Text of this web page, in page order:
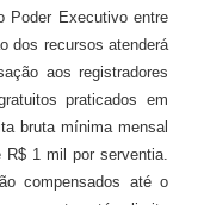
Poder Executivo entre
dos recursos atenderá
aos registradores
praticados em
bruta mínima mensal
1 mil por serventia.
compensados até o